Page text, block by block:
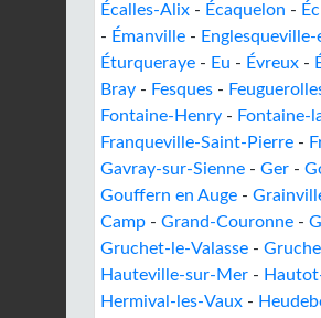
Écalles-Alix - Écaquelon -
- Émanville -
Éturqueraye - Eu - Évreux -
Bray - Fesques -
Fontaine-Henry - Fontaine-
Franqueville-Saint-Pierre -
Gavray-sur-Sienne - Ger -
Gouffern en Auge -
Camp - Grand-Couronne -
Gruchet-le-Valasse -
Hauteville-sur-Mer -
Hermival-les-Vaux -